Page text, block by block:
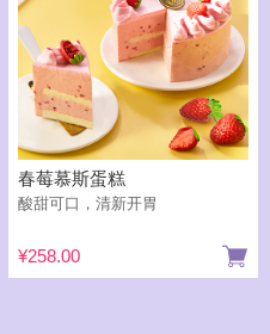
春莓慕斯蛋糕
酸甜可口，清新开胃
¥258.00